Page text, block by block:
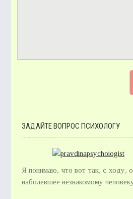
ЗАДАЙТЕ ВОПРОС ПСИХОЛОГУ
Я понимаю, что вот так, с ходу,
наболевшее незнакомому